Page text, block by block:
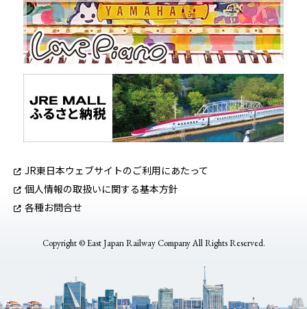
JR東日本ウェブサイトのご利用にあたって
個人情報の取扱いに関する基本方針
各種お問合せ
Copyright © East Japan Railway Company All Rights Reserved.